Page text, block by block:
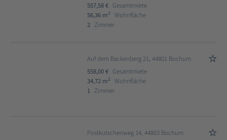
557,58 € Gesamtmiete
56,36 m2
Wohnfläche
2 Zimmer
Auf dem Backenberg 21, 44801 Bochum
558,00 € Gesamtmiete
34,72 m2
Wohnfläche
1 Zimmer
Postkutschenweg 14, 44803 Bochum